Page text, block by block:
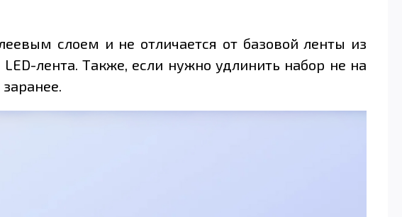
слоем и не отличается от базовой ленты из
лента. Также, если нужно удлинить набор не на